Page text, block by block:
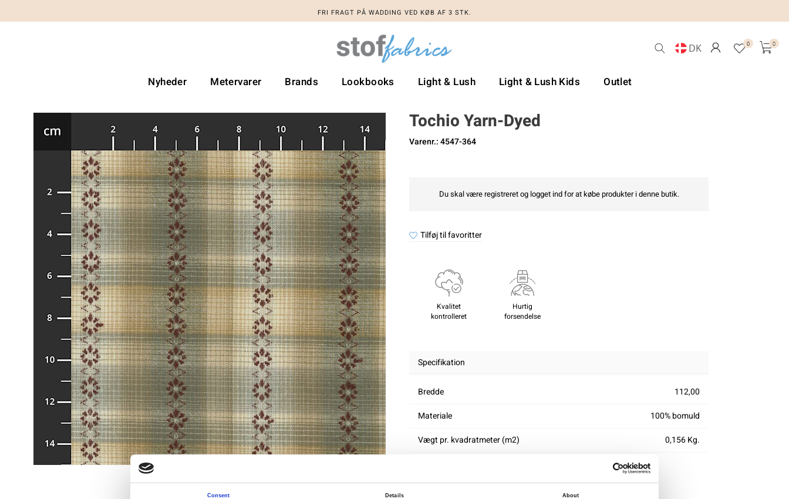
Consent Details About
FRI FRAGT PÅ WADDING VED KØB AF 3 STK.
DK 0 0
Nyheder Metervarer Brands Lookbooks Light & Lush Light & Lush Kids Outlet
Tochio Yarn-Dyed
Varenr.: 4547-364
Du skal være registreret og logget ind for at købe produkter i denne butik.
Tilføj til favoritter
Kvalitet
kontrolleret
Hurtig
forsendelse
Specifikation
Bredde
112,00
Materiale
100% bomuld
Vægt pr. kvadratmeter (m2)
0,156 Kg.